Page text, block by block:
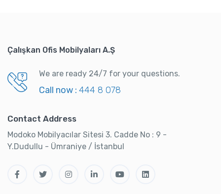
Çalışkan Ofis Mobilyaları A.Ş
We are ready 24/7 for your questions.
Call now : 444 8 078
Contact Address
Modoko Mobilyacılar Sitesi 3. Cadde No : 9 -
Y.Dudullu - Ümraniye / İstanbul